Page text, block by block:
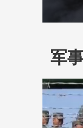
温26摄
军